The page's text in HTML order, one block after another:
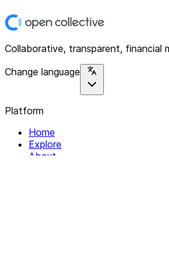
Collaborative, transparent, financial
Change language
Platform
Home
Explore
About